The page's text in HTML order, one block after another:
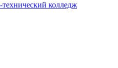
колледж